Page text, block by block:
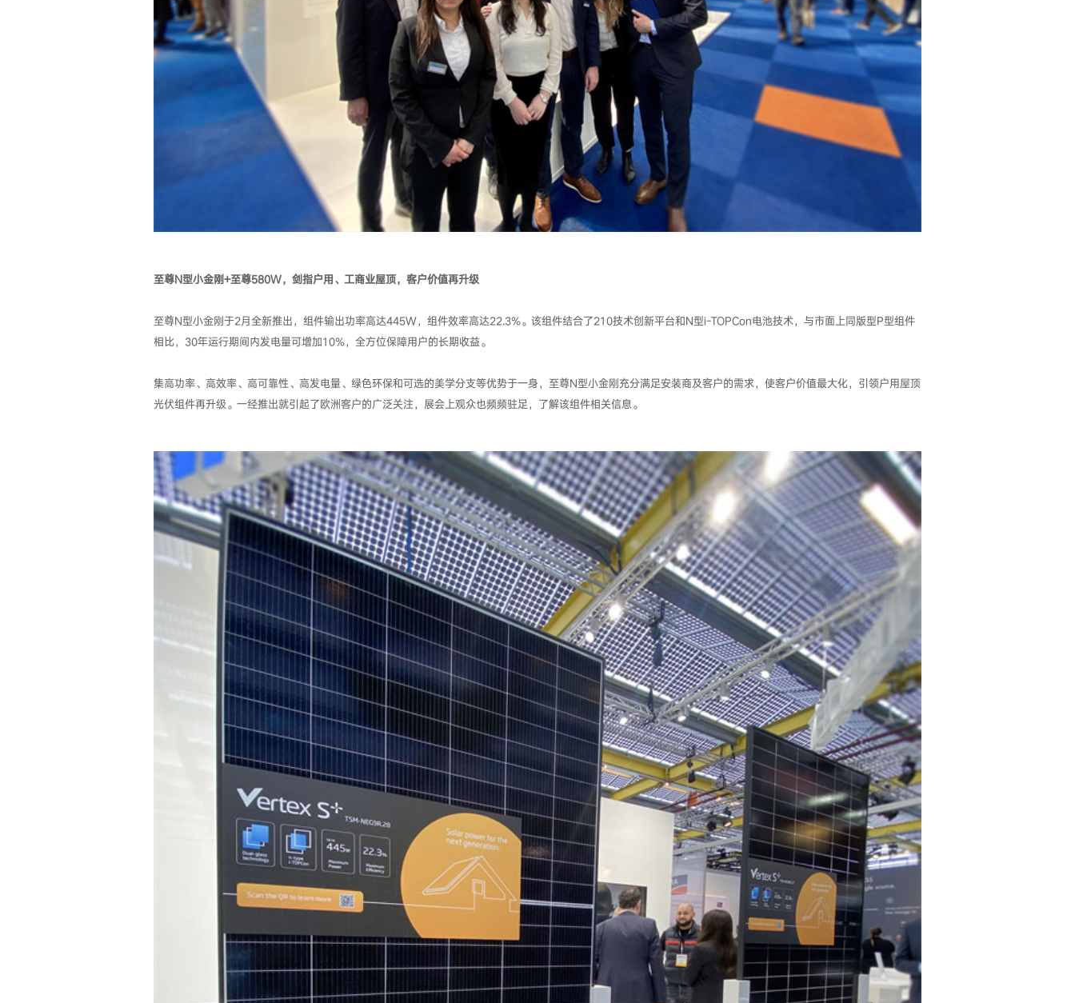
至尊N型小金刚+至尊580W，剑指户用、工商业屋顶，客户价值再升级
至尊N型小金刚于2月全新推出，组件输出功率高达445W，组件效率高达22.3%。该组件结合了210技术创新平台和N型i-TOPCon电池技术，与市面上同版型P型组件
相比，30年运行期间内发电量可增加10%，全方位保障用户的长期收益。
集高功率、高效率、高可靠性、高发电量、绿色环保和可选的美学分支等优势于一身，至尊N型小金刚充分满足安装商及客户的需求，使客户价值最大化，引领户用屋顶
光伏组件再升级。一经推出就引起了欧洲客户的广泛关注，展会上观众也频频驻足，了解该组件相关信息。